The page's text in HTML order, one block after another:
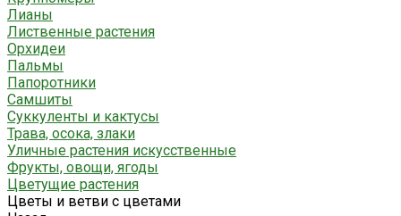
Лианы
Лиственные растения
Орхидеи
Пальмы
Папоротники
Самшиты
Суккуленты и кактусы
Трава, осока, злаки
Уличные растения искусственные
Фрукты, овощи, ягоды
Цветущие растения
Цветы и ветви с цветами